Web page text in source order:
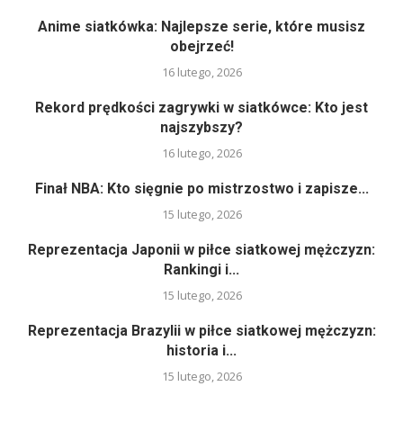
Anime siatkówka: Najlepsze serie, które musisz
obejrzeć!
16 lutego, 2026
Rekord prędkości zagrywki w siatkówce: Kto jest
najszybszy?
16 lutego, 2026
Finał NBA: Kto sięgnie po mistrzostwo i zapisze...
15 lutego, 2026
Reprezentacja Japonii w piłce siatkowej mężczyzn:
Rankingi i...
15 lutego, 2026
Reprezentacja Brazylii w piłce siatkowej mężczyzn:
historia i...
15 lutego, 2026